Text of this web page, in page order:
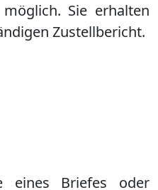
eines Briefes oder
Sie erhalten
Zustellbericht.